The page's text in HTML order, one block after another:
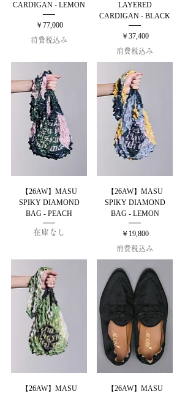
CARDIGAN - LEMON
価格
￥77,000
消費税込み
LAYERED
CARDIGAN - BLACK
価格
￥37,400
消費税込み
【26AW】MASU
SPIKY DIAMOND
BAG - PEACH
在庫なし
【26AW】MASU
SPIKY DIAMOND
BAG - LEMON
価格
￥19,800
消費税込み
【26AW】MASU
【26AW】MASU